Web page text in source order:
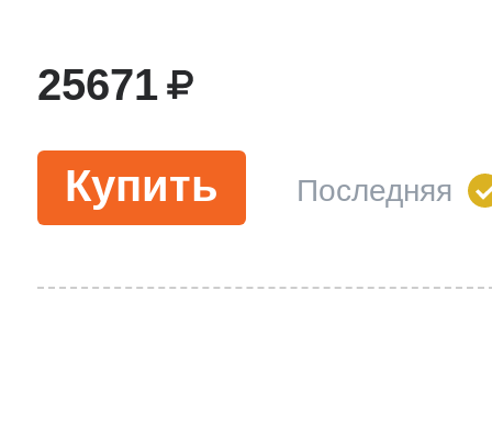
25671
Купить Последняя